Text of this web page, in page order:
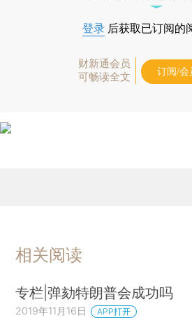
登录 后获取已订阅的
财新通会员
可畅读全文
订阅/会
相关阅读
专栏|弹劾特朗普会成功吗
2019年11月16日 APP打开